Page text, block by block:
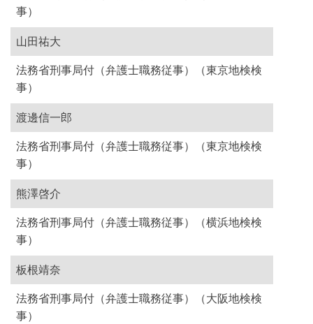
事）
山田祐大
法務省刑事局付（弁護士職務従事）（東京地検検
事）
渡邊信一郎
法務省刑事局付（弁護士職務従事）（東京地検検
事）
熊澤啓介
法務省刑事局付（弁護士職務従事）（横浜地検検
事）
板根靖奈
法務省刑事局付（弁護士職務従事）（大阪地検検
事）